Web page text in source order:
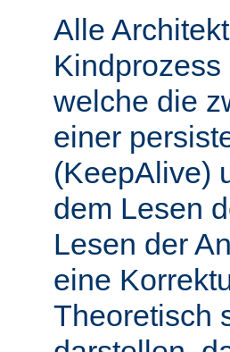
Alle
welche die
einer
(KeepAlive)
dem Lesen
Lesen der
eine
Theoretisch